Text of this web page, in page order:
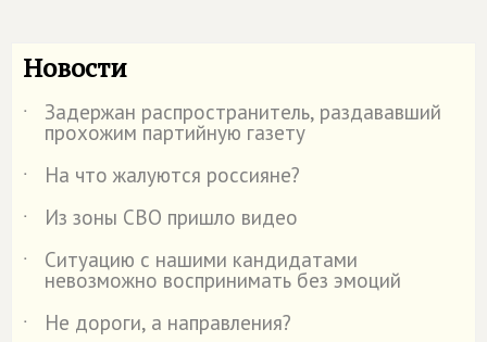
Новости
˙ Задержан распространитель, раздававший
прохожим партийную газету
˙
На что жалуются россияне?
˙
Из зоны СВО пришло видео
˙
Ситуацию с нашими кандидатами
невозможно воспринимать без эмоций
˙
Не дороги, а направления?